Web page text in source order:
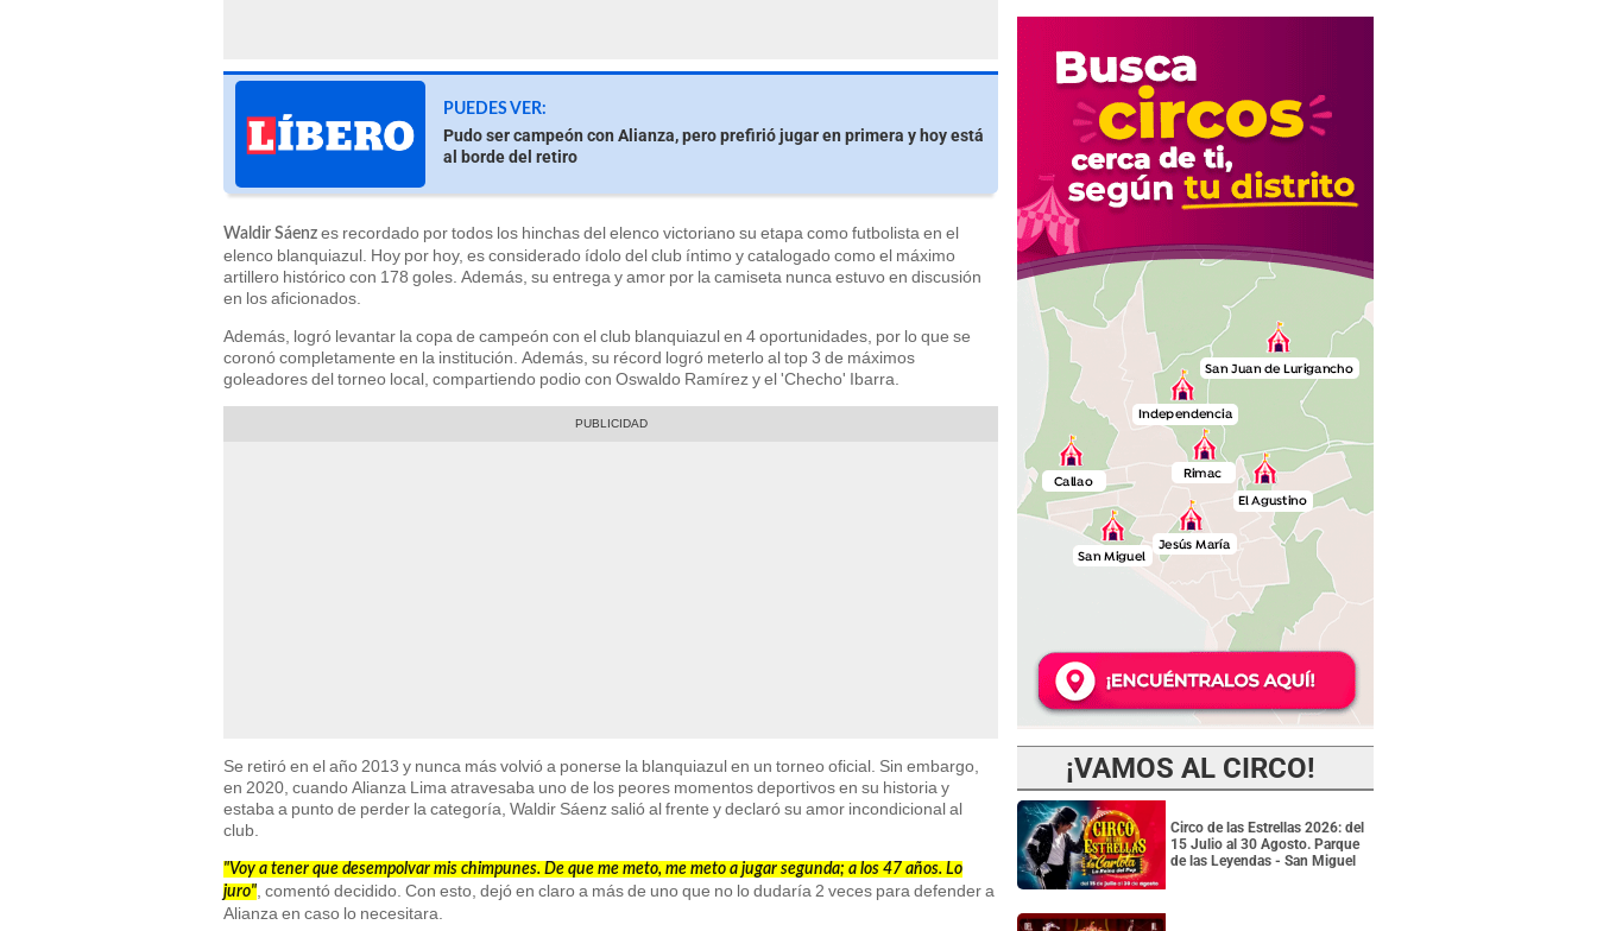
PUEDES VER:
Pudo ser campeón con Alianza, pero prefirió jugar en primera y hoy está
al borde del retiro
Waldir Sáenz es recordado por todos los hinchas del elenco victoriano su etapa como futbolista en el
elenco blanquiazul. Hoy por hoy, es considerado ídolo del club íntimo y catalogado como el máximo
artillero histórico con 178 goles. Además, su entrega y amor por la camiseta nunca estuvo en discusión
en los aficionados.
Además, logró levantar la copa de campeón con el club blanquiazul en 4 oportunidades, por lo que se
coronó completamente en la institución. Además, su récord logró meterlo al top 3 de máximos
goleadores del torneo local, compartiendo podio con Oswaldo Ramírez y el 'Checho' Ibarra.
Se retiró en el año 2013 y nunca más volvió a ponerse la blanquiazul en un torneo oficial. Sin embargo,
en 2020, cuando Alianza Lima atravesaba uno de los peores momentos deportivos en su historia y
estaba a punto de perder la categoría, Waldir Sáenz salió al frente y declaró su amor incondicional al
club.
"Voy a tener que desempolvar mis chimpunes. De que me meto, me meto a jugar segunda; a los 47 años. Lo
juro" , comentó decidido. Con esto, dejó en claro a más de uno que no lo dudaría 2 veces para defender a
Alianza en caso lo necesitara.
¡VAMOS AL CIRCO!
Circo de las Estrellas 2026: del
15 Julio al 30 Agosto. Parque
de las Leyendas - San Miguel